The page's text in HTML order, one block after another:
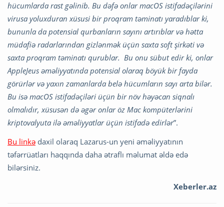
hücumlarda rast gəlinib. Bu dəfə onlar macOS istifadəçilərini
virusa yoluxduran xüsusi bir proqram təminatı yaradıblar ki,
bununla da potensial qurbanların sayını artırıblar və hətta
müdafiə radarlarından gizlənmək üçün saxta soft şirkəti və
saxta proqram təminatı qurublar. Bu onu sübut edir ki, onlar
AppleJeus əməliyyatında potensial olaraq böyük bir fayda
görürlər və yaxın zamanlarda belə hücumların sayı arta bilər.
Bu isə macOS istifadəçiləri üçün bir növ həyəcan siqnalı
olmalıdır, xüsusən də əgər onlar öz Mac kompüterlərini
kriptovalyuta ilə əməliyyatlar üçün istifadə edirlər”.
Bu linkə daxil olaraq Lazarus-un yeni əməliyyatının
təfərrüatları haqqında daha ətraflı məlumat əldə edə
bilərsiniz.
Xeberler.az